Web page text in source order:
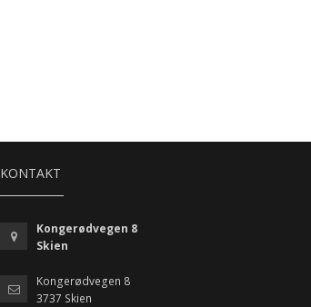
KONTAKT
Kongerødvegen 8
Skien
Kongerødvegen 8
3737 Skien